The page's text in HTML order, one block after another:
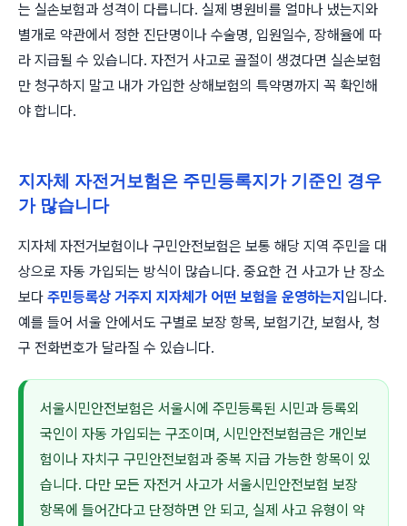
는 실손보험과 성격이 다릅니다. 실제 병원비를 얼마나 냈는지와
별개로 약관에서 정한 진단명이나 수술명, 입원일수, 장해율에 따
라 지급될 수 있습니다. 자전거 사고로 골절이 생겼다면 실손보험
만 청구하지 말고 내가 가입한 상해보험의 특약명까지 꼭 확인해
야 합니다.
지자체 자전거보험은 주민등록지가 기준인 경우
가 많습니다
지자체 자전거보험이나 구민안전보험은 보통 해당 지역 주민을 대
상으로 자동 가입되는 방식이 많습니다. 중요한 건 사고가 난 장소
보다 주민등록상 거주지 지자체가 어떤 보험을 운영하는지 입니다.
예를 들어 서울 안에서도 구별로 보장 항목, 보험기간, 보험사, 청
구 전화번호가 달라질 수 있습니다.
서울시민안전보험은 서울시에 주민등록된 시민과 등록외
국인이 자동 가입되는 구조이며, 시민안전보험금은 개인보
험이나 자치구 구민안전보험과 중복 지급 가능한 항목이 있
습니다. 다만 모든 자전거 사고가 서울시민안전보험 보장
항목에 들어간다고 단정하면 안 되고, 실제 사고 유형이 약